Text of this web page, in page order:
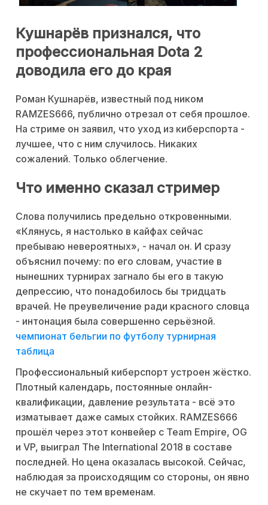
Кушнарёв признался, что
профессиональная Dota 2
доводила его до края
Роман Кушнарёв, известный под ником
RAMZES666, публично отрезал от себя прошлое.
На стриме он заявил, что уход из киберспорта -
лучшее, что с ним случилось. Никаких
сожалений. Только облегчение.
Что именно сказал стример
Слова получились предельно откровенными.
«Клянусь, я настолько в кайфах сейчас
пребываю невероятных», - начал он. И сразу
объяснил почему: по его словам, участие в
нынешних турнирах загнало бы его в такую
депрессию, что понадобилось бы тридцать
врачей. Не преувеличение ради красного словца
- интонация была совершенно серьёзной.
чемпионат бельгии по футболу турнирная
таблица
Профессиональный киберспорт устроен жёстко.
Плотный календарь, постоянные онлайн-
квалификации, давление результата - всё это
изматывает даже самых стойких. RAMZES666
прошёл через этот конвейер с Team Empire, OG
и VP, выиграл The International 2018 в составе
последней. Но цена оказалась высокой. Сейчас,
наблюдая за происходящим со стороны, он явно
не скучает по тем временам.